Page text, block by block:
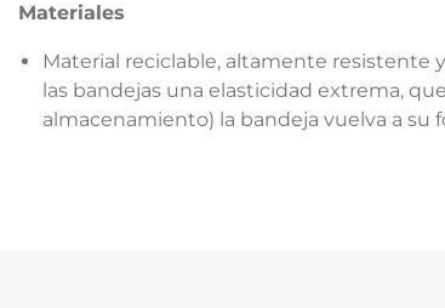
Materiales
Material reciclable, altamente resistente
las bandejas una elasticidad extrema,
almacenamiento) la bandeja vuelva a su